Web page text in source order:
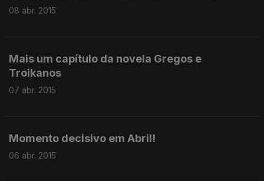
08 abr. 2015
Mais um capítulo da novela Gregos e
Troikanos
07 abr. 2015
Momento decisivo em Abril!
06 abr. 2015